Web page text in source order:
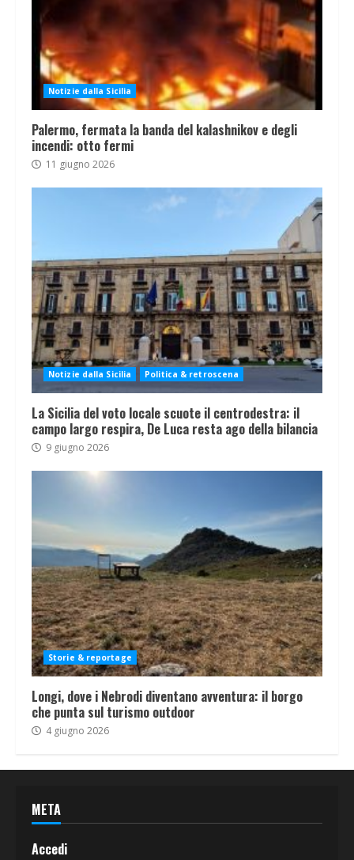
Notizie dalla Sicilia
Palermo, fermata la banda del kalashnikov e degli
incendi: otto fermi
11 giugno 2026
Notizie dalla Sicilia Politica & retroscena
La Sicilia del voto locale scuote il centrodestra: il
campo largo respira, De Luca resta ago della bilancia
9 giugno 2026
Storie & reportage
Longi, dove i Nebrodi diventano avventura: il borgo
che punta sul turismo outdoor
4 giugno 2026
META
Accedi